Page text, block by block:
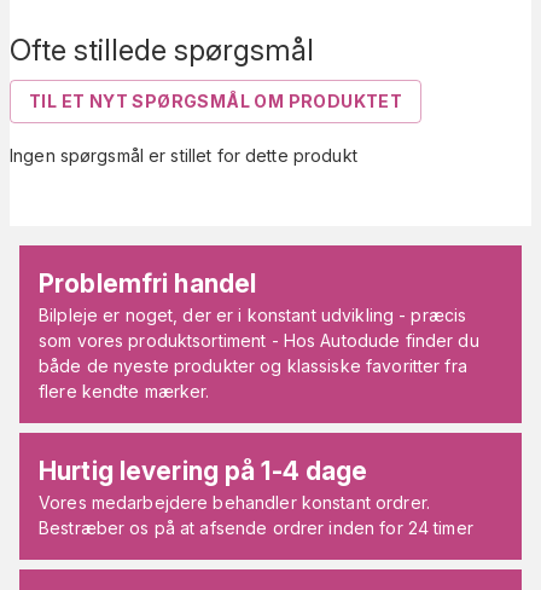
Ofte stillede spørgsmål
TIL ET NYT SPØRGSMÅL OM PRODUKTET
Ingen spørgsmål er stillet for dette produkt
Problemfri handel
Bilpleje er noget, der er i konstant udvikling - præcis
som vores produktsortiment - Hos Autodude finder du
både de nyeste produkter og klassiske favoritter fra
flere kendte mærker.
Hurtig levering på 1-4 dage
Vores medarbejdere behandler konstant ordrer.
Bestræber os på at afsende ordrer inden for 24 timer